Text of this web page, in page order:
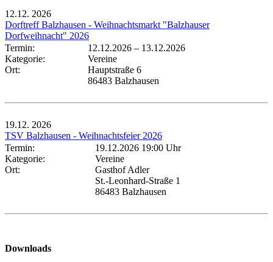
12.12. 2026
Dorftreff Balzhausen - Weihnachtsmarkt "Balzhauser
Dorfweihnacht" 2026
Termin:
12.12.2026 – 13.12.2026
Kategorie:
Vereine
Ort:
Hauptstraße 6
86483 Balzhausen
19.12. 2026
TSV Balzhausen - Weihnachtsfeier 2026
Termin:
19.12.2026 19:00 Uhr
Kategorie:
Vereine
Ort:
Gasthof Adler
St.-Leonhard-Straße 1
86483 Balzhausen
Downloads